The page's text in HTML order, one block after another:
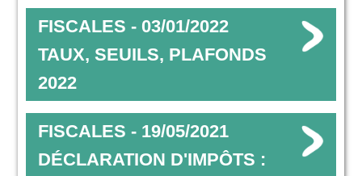
FISCALES - 03/01/2022
TAUX, SEUILS, PLAFONDS
2022
FISCALES - 19/05/2021
DÉCLARATION D'IMPÔTS :